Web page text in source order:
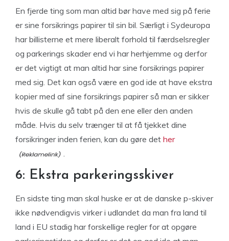
En fjerde ting som man altid bør have med sig på ferie
er sine forsikrings papirer til sin bil. Særligt i Sydeuropa
har billisterne et mere liberalt forhold til færdselsregler
og parkerings skader end vi har herhjemme og derfor
er det vigtigt at man altid har sine forsikrings papirer
med sig. Det kan også være en god ide at have ekstra
kopier med af sine forsikrings papirer så man er sikker
hvis de skulle gå tabt på den ene eller den anden
måde. Hvis du selv trænger til at få tjekket dine
forsikringer inden ferien, kan du gøre det her
.
6: Ekstra parkeringsskiver
En sidste ting man skal huske er at de danske p-skiver
ikke nødvendigvis virker i udlandet da man fra land til
land i EU stadig har forskellige regler for at opgøre